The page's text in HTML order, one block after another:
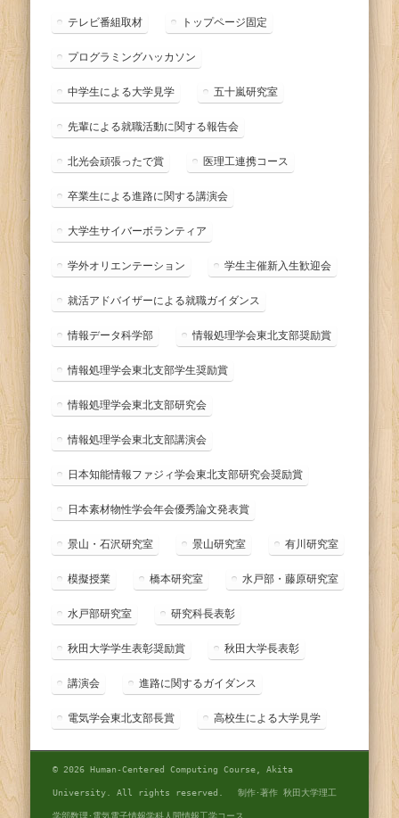
テレビ番組取材 トップページ固定
プログラミングハッカソン
中学生による大学見学 五十嵐研究室
先輩による就職活動に関する報告会
北光会頑張ったで賞 医理工連携コース
卒業生による進路に関する講演会
大学生サイバーボランティア
学外オリエンテーション 学生主催新入生歓迎会
就活アドバイザーによる就職ガイダンス
情報データ科学部 情報処理学会東北支部奨励賞
情報処理学会東北支部学生奨励賞
情報処理学会東北支部研究会
情報処理学会東北支部講演会
日本知能情報ファジィ学会東北支部研究会奨励賞
日本素材物性学会年会優秀論文発表賞
景山・石沢研究室 景山研究室 有川研究室
模擬授業 橋本研究室 水戸部・藤原研究室
水戸部研究室 研究科長表彰
秋田大学学生表彰奨励賞 秋田大学長表彰
講演会 進路に関するガイダンス
電気学会東北支部長賞 高校生による大学見学
© 2026 Human-Centered Computing Course, Akita
University. All rights reserved. 制作･著作 秋田大学理工
学部数理･電気電子情報学科人間情報工学コース